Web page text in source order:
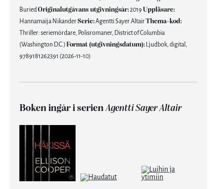
BuriedOriginalutgåvans utgivningsår:2019 Uppläsare:
Hannamaija NikanderSerie:Agentti Sayer AltairThema-kod:
Thriller: seriemördare, Polisromaner, District of Columbia
(Washington D.C.) Format (utgivningsdatum): Ljudbok, digital,
9789181262391 (2026-11-10)
Boken ingår i serienAgentti Sayer Altair